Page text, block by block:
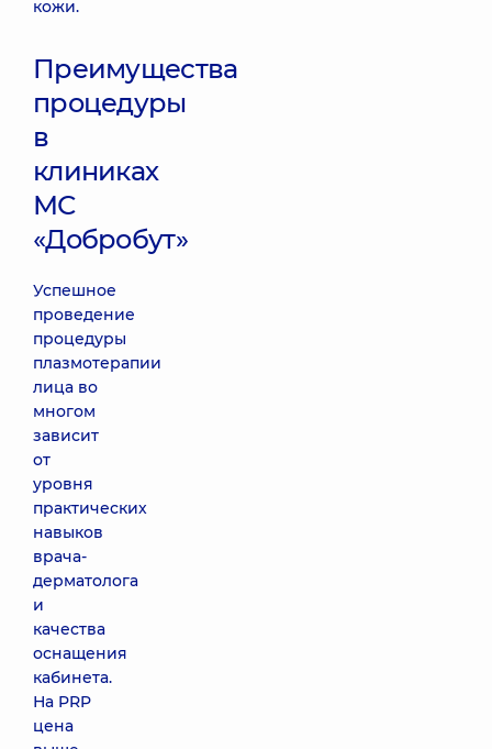
кожи.
Преимущества
процедуры
в
клиниках
МС
«Добробут»
Успешное
проведение
процедуры
плазмотерапии
лица во
многом
зависит
от
уровня
практических
навыков
врача-
дерматолога
и
качества
оснащения
кабинета.
На PRP
цена